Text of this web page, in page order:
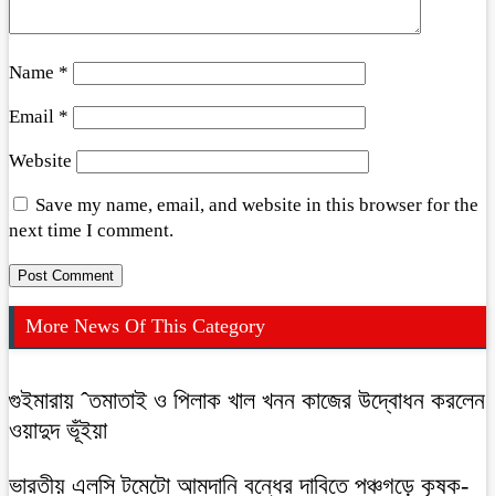
Name *
Email *
Website
Save my name, email, and website in this browser for the
next time I comment.
More News Of This Category
গুইমারায় ˆতমাতাই ও পিলাক খাল খনন কাজের উদ্বোধন করলেন
ওয়াদুদ ভূঁইয়া
ভারতীয় এলসি টমেটো আমদানি বন্ধের দাবিতে পঞ্চগড়ে কৃষক-